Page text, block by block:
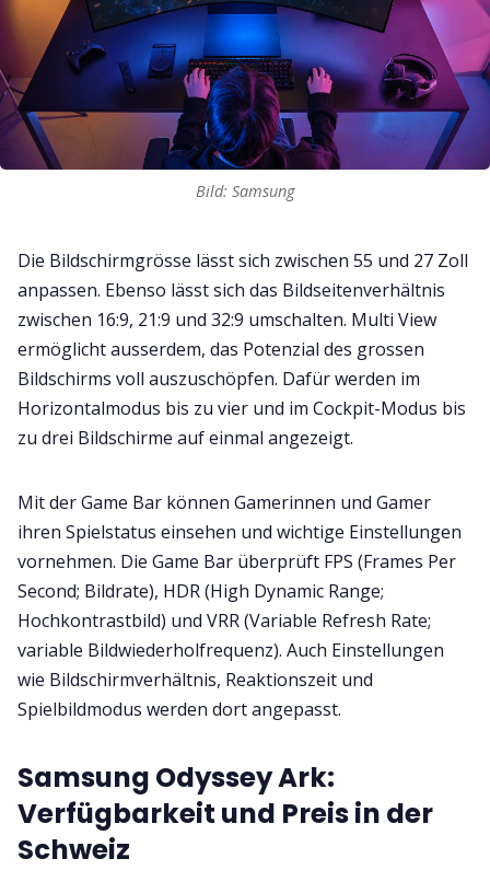
Bild: Samsung
Die Bildschirmgrösse lässt sich zwischen 55 und 27 Zoll
anpassen. Ebenso lässt sich das Bildseitenverhältnis
zwischen 16:9, 21:9 und 32:9 umschalten. Multi View
ermöglicht ausserdem, das Potenzial des grossen
Bildschirms voll auszuschöpfen. Dafür werden im
Horizontalmodus bis zu vier und im Cockpit-Modus bis
zu drei Bildschirme auf einmal angezeigt.
Mit der Game Bar können Gamerinnen und Gamer
ihren Spielstatus einsehen und wichtige Einstellungen
vornehmen. Die Game Bar überprüft FPS (Frames Per
Second; Bildrate), HDR (High Dynamic Range;
Hochkontrastbild) und VRR (Variable Refresh Rate;
variable Bildwiederholfrequenz). Auch Einstellungen
wie Bildschirmverhältnis, Reaktionszeit und
Spielbildmodus werden dort angepasst.
Samsung Odyssey Ark:
Verfügbarkeit und Preis in der
Schweiz